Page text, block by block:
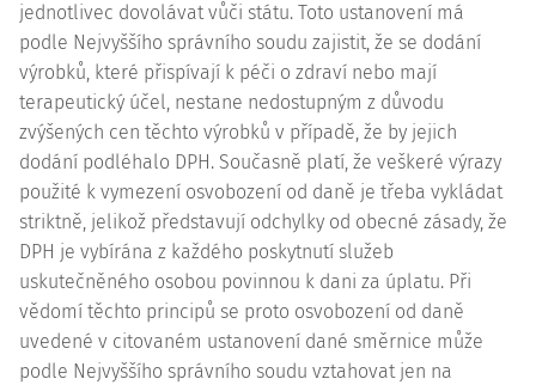
jednotlivec dovolávat vůči státu. Toto ustanovení má
podle Nejvyššího správního soudu zajistit, že se dodání
výrobků, které přispívají k péči o zdraví nebo mají
terapeutický účel, nestane nedostupným z důvodu
zvýšených cen těchto výrobků v případě, že by jejich
dodání podléhalo DPH. Současně platí, že veškeré výrazy
použité k vymezení osvobození od daně je třeba vykládat
striktně, jelikož představují odchylky od obecné zásady, že
DPH je vybírána z každého poskytnutí služeb
uskutečněného osobou povinnou k dani za úplatu. Při
vědomí těchto principů se proto osvobození od daně
uvedené v citovaném ustanovení dané směrnice může
podle Nejvyššího správního soudu vztahovat jen na